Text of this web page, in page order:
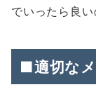
でいったら良
■適切な